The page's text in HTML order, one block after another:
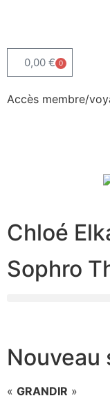
0,00 € 0
Accès membre/
Chloé
Sophro
Nouveau
« GRANDIR »